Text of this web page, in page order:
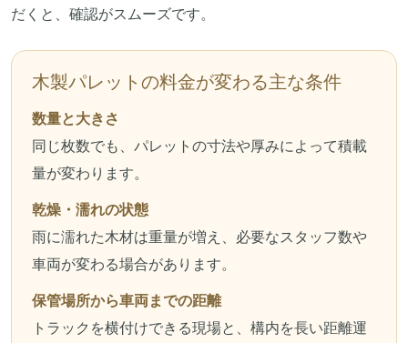
だくと、確認がスムーズです。
木製パレットの料金が変わる主な条件
数量と大きさ
同じ枚数でも、パレットの寸法や厚みによって積載
量が変わります。
乾燥・濡れの状態
雨に濡れた木材は重量が増え、必要なスタッフ数や
車両が変わる場合があります。
保管場所から車両までの距離
トラックを横付けできる現場と、構内を長い距離運